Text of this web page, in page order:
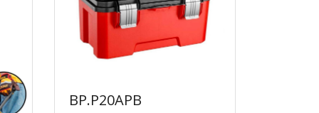
BP.P20APB